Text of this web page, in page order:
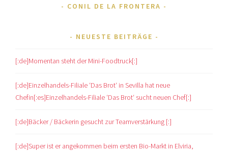
CONIL DE LA FRONTERA
NEUESTE BEITRÄGE
[:de]Momentan steht der Mini-Foodtruck[:]
[:de]Einzelhandels-Filiale ‘Das Brot‘ in Sevilla hat neue
Chefin[:es]Einzelhandels-Filiale ‘Das Brot‘ sucht neuen Chef[:]
[:de]Bäcker / Bäckerin gesucht zur Teamverstärkung [:]
[:de]Super ist er angekommen beim ersten Bio-Markt in Elviria,